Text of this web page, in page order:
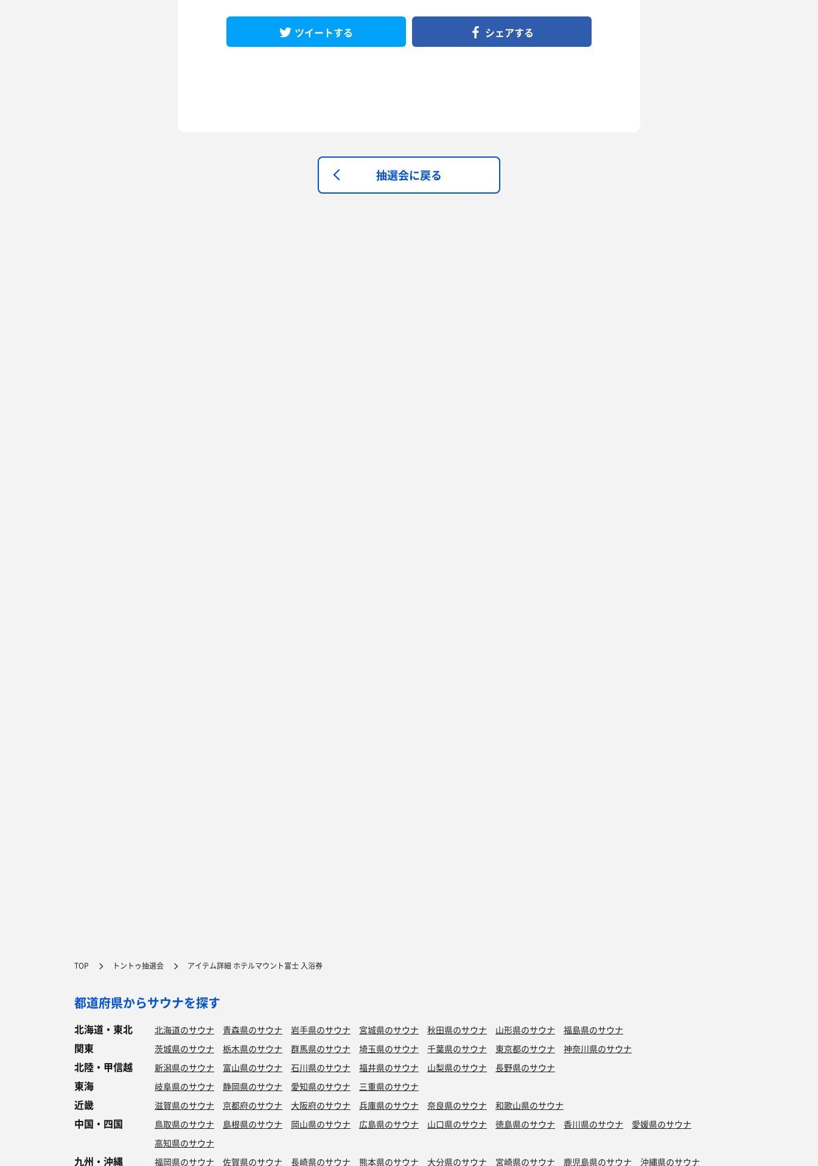
ツイートする シェアする
抽選会に戻る
TOP トントゥ抽選会 アイテム詳細 ホテルマウント富士 入浴券
都道府県からサウナを探す
北海道・東北 北海道のサウナ 青森県のサウナ 岩手県のサウナ 宮城県のサウナ 秋田県のサウナ 山形県のサウナ 福島県のサウナ
関東 茨城県のサウナ 栃木県のサウナ 群馬県のサウナ 埼玉県のサウナ 千葉県のサウナ 東京都のサウナ 神奈川県のサウナ
北陸・甲信越 新潟県のサウナ 富山県のサウナ 石川県のサウナ 福井県のサウナ 山梨県のサウナ 長野県のサウナ
東海 岐阜県のサウナ 静岡県のサウナ 愛知県のサウナ 三重県のサウナ
近畿 滋賀県のサウナ 京都府のサウナ 大阪府のサウナ 兵庫県のサウナ 奈良県のサウナ 和歌山県のサウナ
中国・四国 鳥取県のサウナ 島根県のサウナ 岡山県のサウナ 広島県のサウナ 山口県のサウナ 徳島県のサウナ 香川県のサウナ
愛媛県のサウナ
高知県のサウナ
九州・沖縄 福岡県のサウナ 佐賀県のサウナ 長崎県のサウナ 熊本県のサウナ 大分県のサウナ 宮崎県のサウナ 鹿児島県のサウナ 沖縄県のサウナ